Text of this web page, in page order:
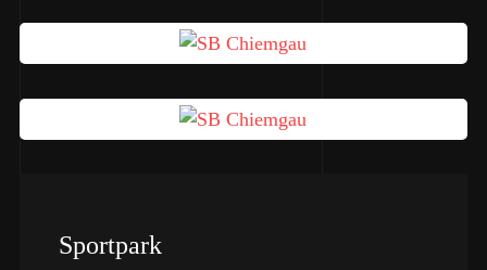
Sportpark